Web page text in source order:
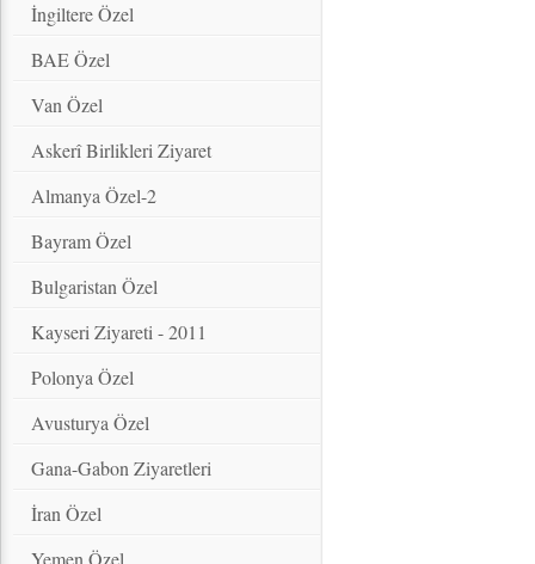
İngiltere Özel
BAE Özel
Van Özel
Askerî Birlikleri Ziyaret
Almanya Özel-2
Bayram Özel
Bulgaristan Özel
Kayseri Ziyareti - 2011
Polonya Özel
Avusturya Özel
Gana-Gabon Ziyaretleri
İran Özel
Yemen Özel